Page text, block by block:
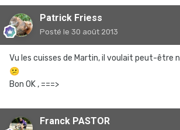
Patrick Friess
Posté le 30 août 2013
Vu les cuisses de Martin, il voulait peut-être
😕
Bon OK , ===>
Franck PASTOR